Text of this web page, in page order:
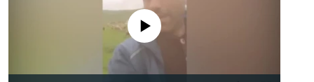
No media source currently available